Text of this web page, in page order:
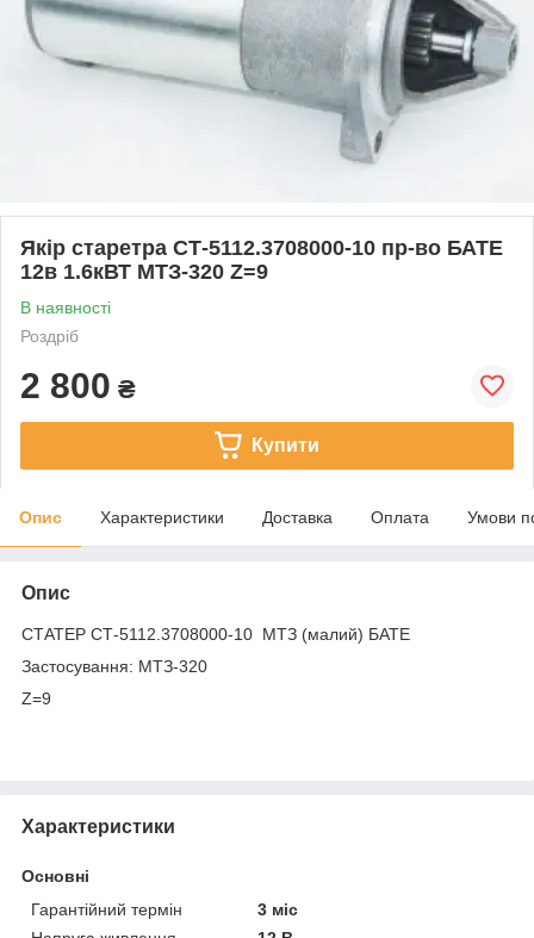
Якір старетра СТ-5112.3708000-10 пр-во БАТЕ
12в 1.6кВТ МТЗ-320 Z=9
В наявності
Роздріб
2 800 ₴
Купити
Опис Характеристики Доставка Оплата Умови
Опис
СТАТЕР СТ-5112.3708000-10 МТЗ (малий) БАТЕ
Застосування: МТЗ-320
Z=9
Характеристики
Основні
Гарантійний термін
3 міс